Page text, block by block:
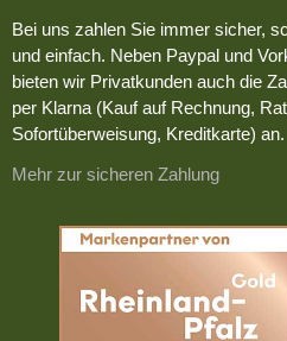
Bei uns zahlen Sie immer sicher,
und einfach. Neben Paypal und
bieten wir Privatkunden auch die
per Klarna (Kauf auf Rechnung,
Sofortüberweisung, Kreditkarte) an.
Mehr zur sicheren Zahlung